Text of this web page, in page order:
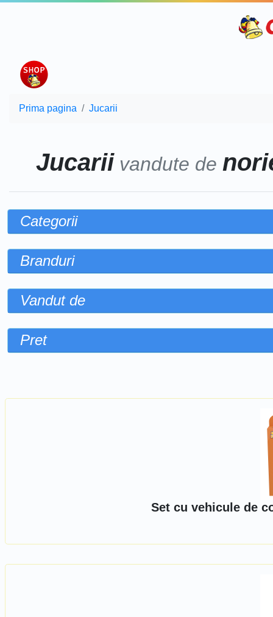
Prima pagina Jucarii
Jucariivandute de
Categorii
Branduri
Vandut de
Pret
Set cu vehicule de